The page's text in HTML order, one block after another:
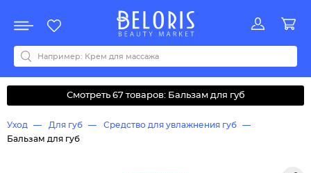
Акции
Все бренды
0-9ABCDEFGHIJKLMNOPQRSTUVWYZАБВДЗИМОКЛНПРСТУФ
Смотреть 67 товаров: Бальзам для губ
Уход Для губ
Средство для увлажнения губ
Бальзам для губ